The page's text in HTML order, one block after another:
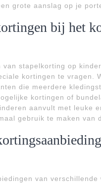
grote aanslag op je
bij het
stapelkorting op
kortingen te vragen.
die meerdere
kortingen of
aanvult met leuke
gebruik te maken van
van